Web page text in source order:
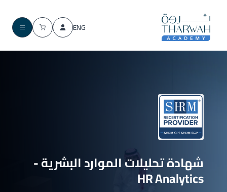
ENG
شهادة تحليلات الموارد البشرية -
HR Analytics